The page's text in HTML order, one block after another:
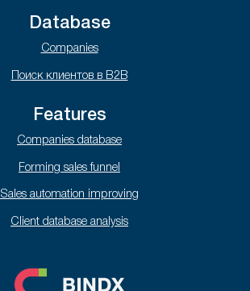
Database
Companies
Поиск клиентов в B2B
Features
Companies database
Forming sales funnel
Sales automation improving
Client database analysis